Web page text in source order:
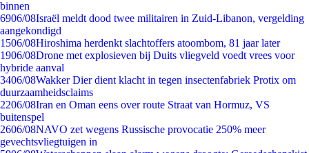
binnen
6906/08Israël meldt dood twee militairen in Zuid-Libanon, vergelding
aangekondigd
1506/08Hiroshima herdenkt slachtoffers atoombom, 81 jaar later
1906/08Drone met explosieven bij Duits vliegveld voedt vrees voor
hybride aanval
3406/08Wakker Dier dient klacht in tegen insectenfabriek Protix om
duurzaamheidsclaims
2206/08Iran en Oman eens over route Straat van Hormuz, VS
buitenspel
2606/08NAVO zet wegens Russische provocatie 250% meer
gevechtsvliegtuigen in